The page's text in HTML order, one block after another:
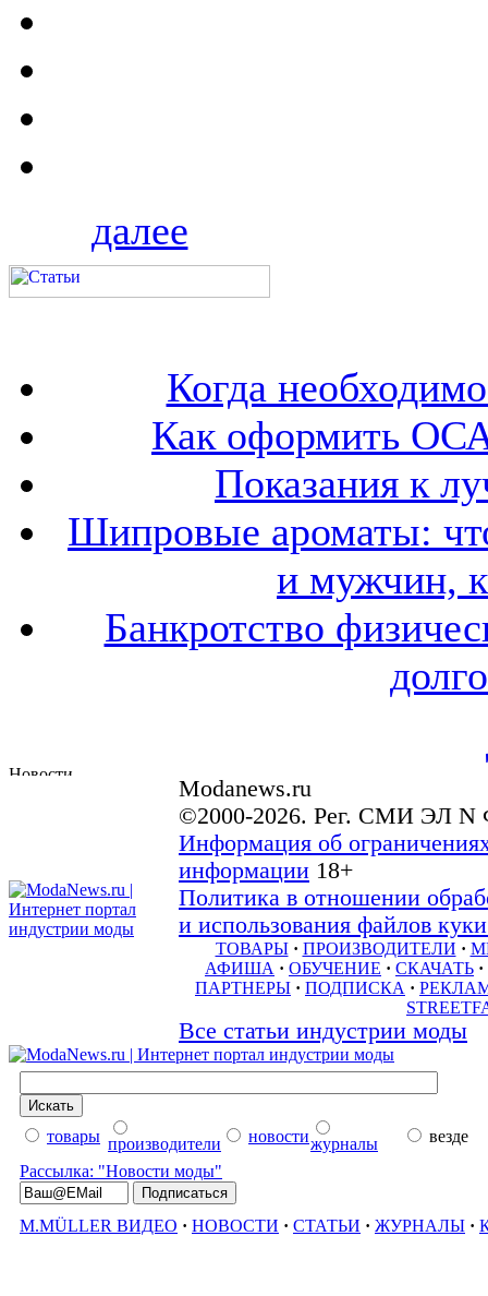
далее
Когда
Как оформить
Показания к
Шипровые ароматы:
и мужчин,
Банкротство
Modanews.ru
©2000-2026. Рег. СМИ ЭЛ N
Информация об
информации 18+
Политика в отношении
и использования файлов
ТОВАРЫ · ПРОИЗВОДИТЕЛИ ·
АФИША · ОБУЧЕНИЕ · СКАЧАТЬ ·
ПАРТНЕРЫ · ПОДПИСКА ·
Все статьи индустрии моды
товары производители новостижурналы
везде
Рассылка: "Новости моды"
M.MÜLLER ВИДЕО · НОВОСТИ · СТАТЬИ · ЖУРНАЛЫ ·